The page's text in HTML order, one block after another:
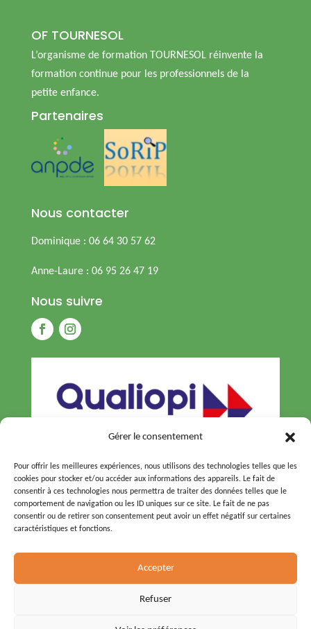
Gérer le consentement
Pour offrir les meilleures expériences, nous utilisons des technologies telles que les
cookies pour stocker et/ou accéder aux informations des appareils. Le fait de
consentir à ces technologies nous permettra de traiter des données telles que le
comportement de navigation ou les ID uniques sur ce site. Le fait de ne pas
consentir ou de retirer son consentement peut avoir un effet négatif sur certaines
caractéristiques et fonctions.
Accepter
Refuser
OF TOURNESOL
L’organisme de formation TOURNESOL réinvente la
formation continue pour les professionnels de la
petite enfance.
Partenaires
Nous contacter
Dominique : 06 64 30 57 62
Anne-Laure : 06 95 26 47 19
Nous suivre
© 2026 – Tous droits réservés –
Squad